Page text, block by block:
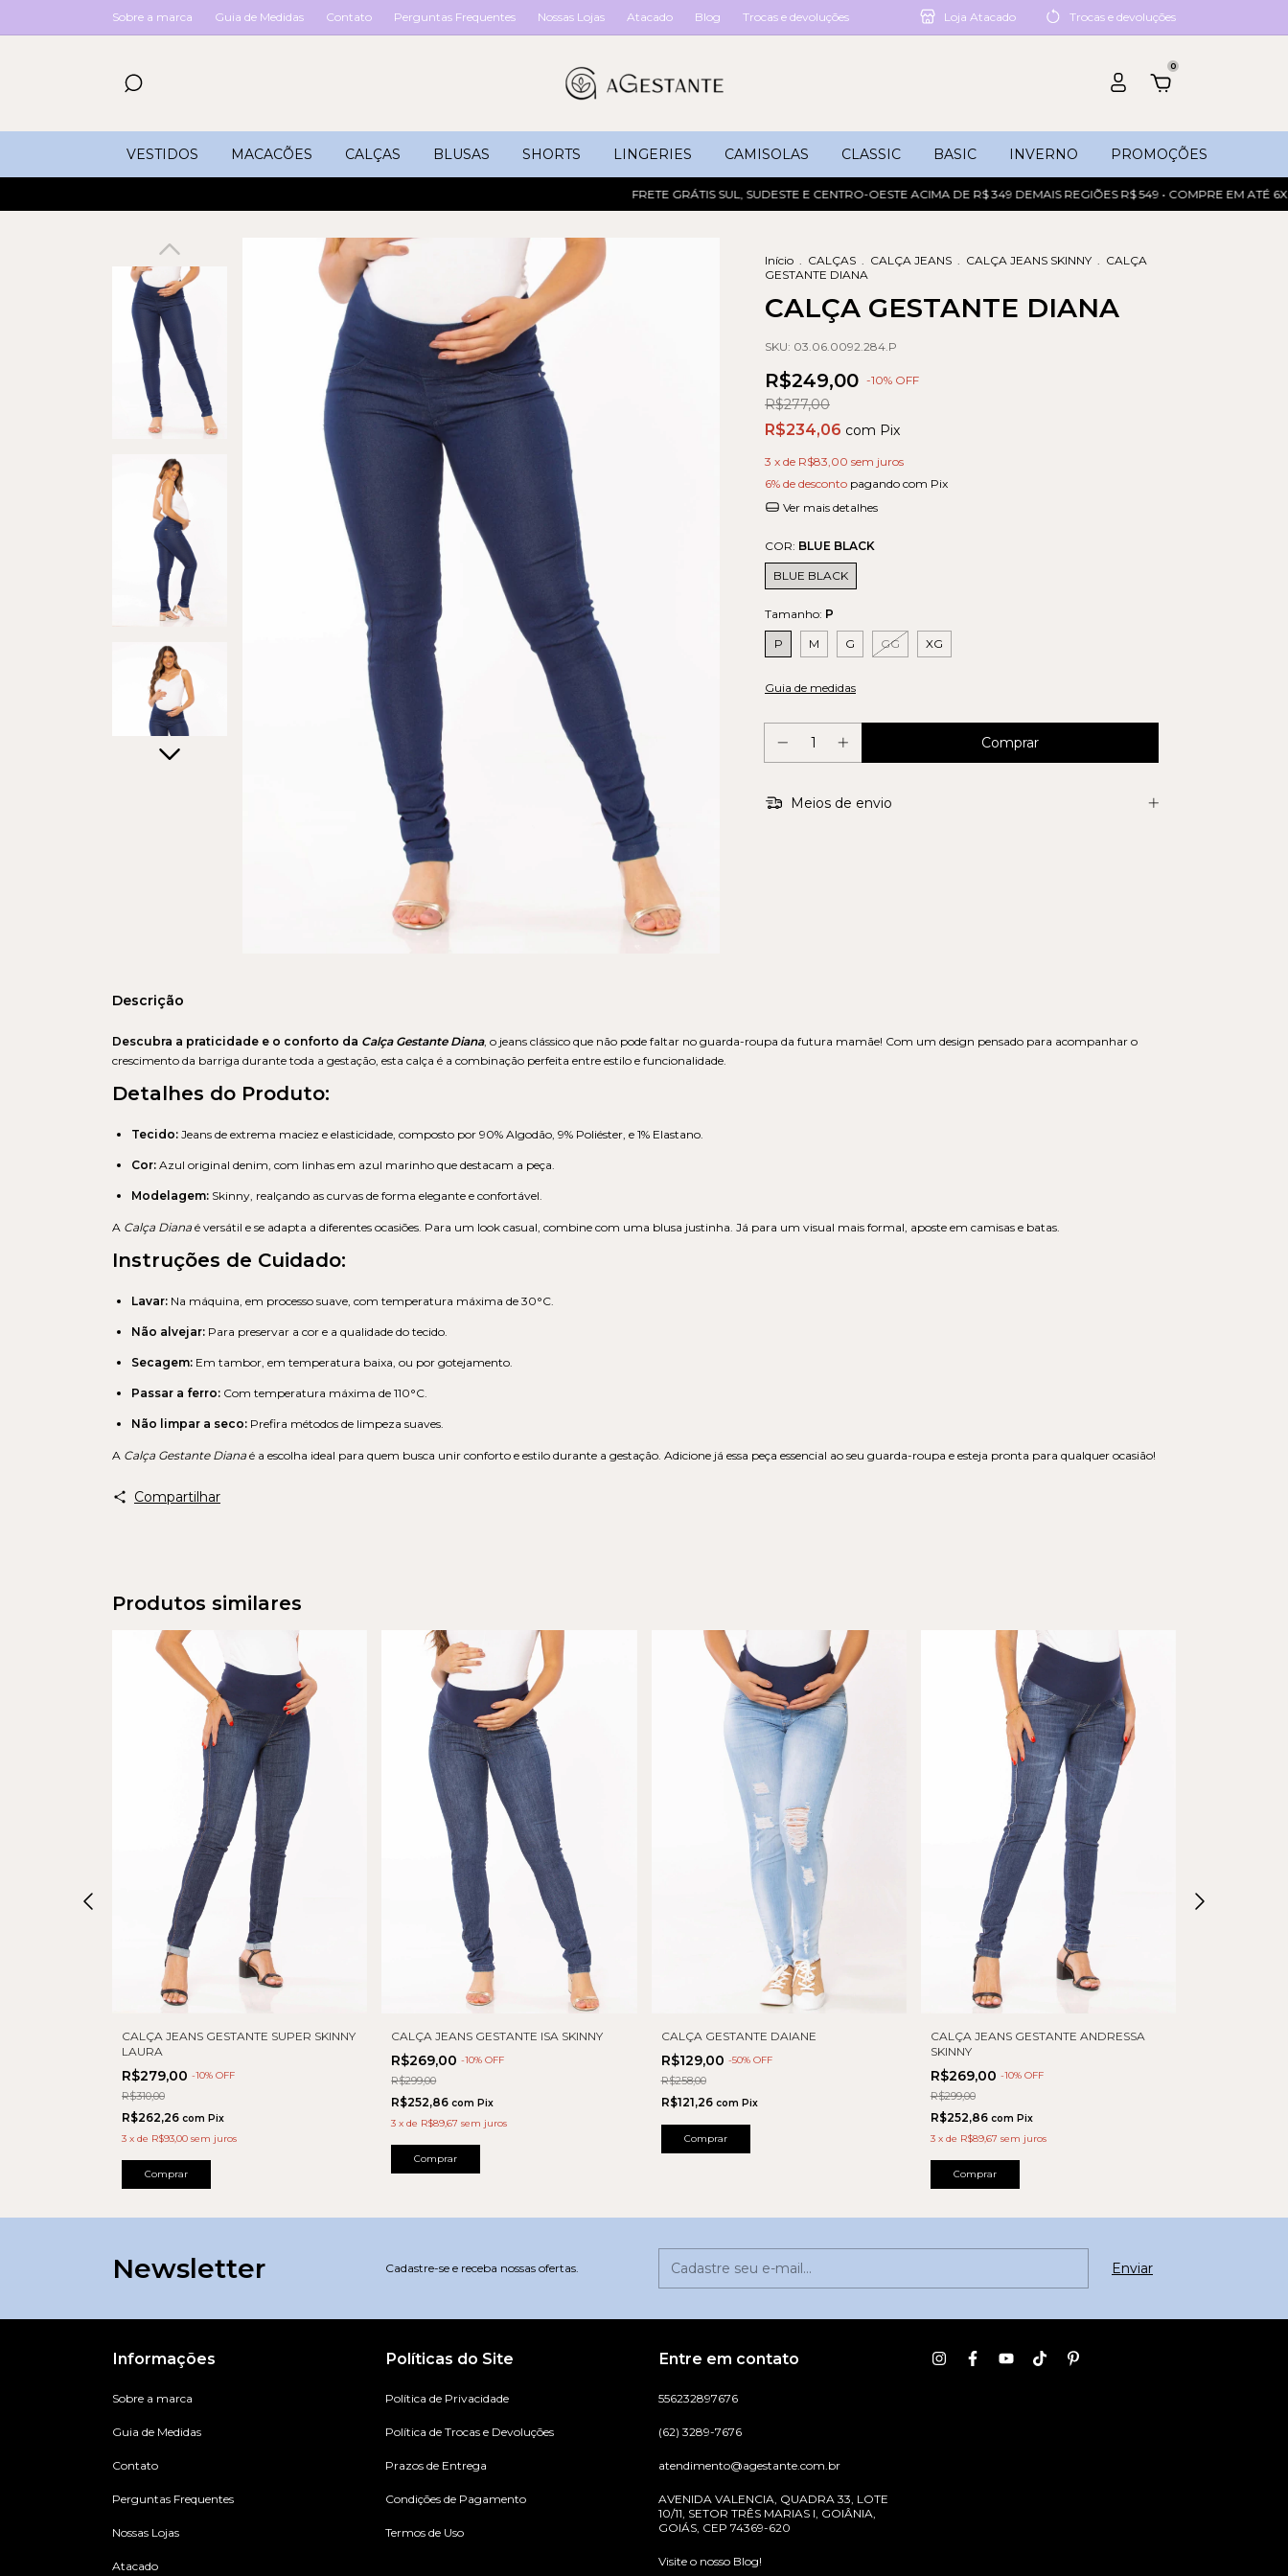
Sobre a marca Guia de Medidas Contato Perguntas Frequentes Nossas Lojas Atacado Blog Trocas e devoluções Loja Atacado Trocas e devoluções
0
VESTIDOS MACACÕES CALÇAS BLUSAS SHORTS LINGERIES CAMISOLAS CLASSIC BASIC INVERNO PROMOÇÕES
FRETE GRÁTIS SUL, SUDESTE E CENTRO-OESTE ACIMA DE R$ 349 DEMAIS REGIÕES R$ 549 • COMPRE EM ATÉ 6X
Início CALÇAS CALÇA JEANS CALÇA JEANS SKINNY
CALÇA
GESTANTE DIANA
CALÇA GESTANTE DIANA
SKU: 03.06.0092.284.P
R$249,00 -10% OFF
R$277,00
R$234,06 com Pix
3 x de R$83,00 sem juros
6% de desconto pagando com Pix
Ver mais detalhes
COR: BLUE BLACK
BLUE BLACK
Tamanho: P
P M G GG XG
Guia de medidas
Meios de envio
Descrição
Descubra a praticidade e o conforto da Calça Gestante Diana, o jeans clássico que não pode faltar no guarda-roupa da futura mamãe! Com um design pensado para acompanhar o
crescimento da barriga durante toda a gestação, esta calça é a combinação perfeita entre estilo e funcionalidade.
Detalhes do Produto:
Tecido: Jeans de extrema maciez e elasticidade, composto por 90% Algodão, 9% Poliéster, e 1% Elastano.
Cor: Azul original denim, com linhas em azul marinho que destacam a peça.
Modelagem: Skinny, realçando as curvas de forma elegante e confortável.
A Calça Diana é versátil e se adapta a diferentes ocasiões. Para um look casual, combine com uma blusa justinha. Já para um visual mais formal, aposte em camisas e batas.
Instruções de Cuidado:
Lavar: Na máquina, em processo suave, com temperatura máxima de 30°C.
Não alvejar: Para preservar a cor e a qualidade do tecido.
Secagem: Em tambor, em temperatura baixa, ou por gotejamento.
Passar a ferro: Com temperatura máxima de 110°C.
Não limpar a seco: Prefira métodos de limpeza suaves.
A Calça Gestante Diana é a escolha ideal para quem busca unir conforto e estilo durante a gestação. Adicione já essa peça essencial ao seu guarda-roupa e esteja pronta para qualquer ocasião!
Compartilhar
Produtos similares
CALÇA JEANS GESTANTE SUPER SKINNY
LAURA
R$279,00 -10% OFF
R$310,00
R$262,26 com Pix
3 x de R$93,00 sem juros
Comprar
CALÇA JEANS GESTANTE ISA SKINNY
R$269,00-10% OFF
R$299,00
R$252,86com Pix
3 xde R$89,67 sem juros
Comprar
CALÇA GESTANTE DAIANE
R$129,00 -50% OFF
R$258,00
R$121,26 com Pix
Comprar
CALÇA JEANS GESTANTE ANDRESSA
SKINNY
R$269,00 -10% OFF
R$299,00
R$252,86 com Pix
3 x de R$89,67 sem juros
Comprar
Newsletter Cadastre-se e receba nossas ofertas.
Informações
Sobre a marca
Guia de Medidas
Contato
Perguntas Frequentes
Nossas Lojas
Atacado
Políticas do Site
Política de Privacidade
Política de Trocas e Devoluções
Prazos de Entrega
Condições de Pagamento
Termos de Uso
Entre em contato
556232897676
(62) 3289-7676
atendimento@agestante.com.br
AVENIDA VALENCIA, QUADRA 33, LOTE
10/11, SETOR TRÊS MARIAS I, GOIÂNIA,
GOIÁS, CEP 74369-620
Visite o nosso Blog!